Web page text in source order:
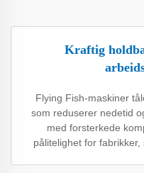
Kraftig
Flying Fish-maskiner
som reduserer nedetid
med forsterkede
pålitelighet for